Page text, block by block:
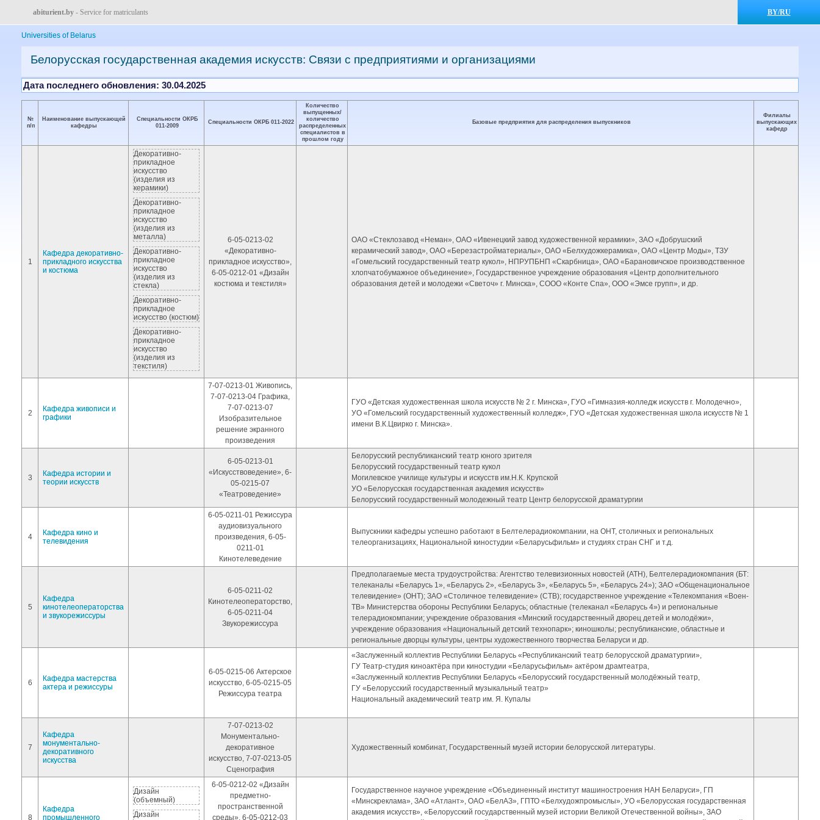
BY/RU
abiturient.by - Service for matriculants
Universities of Belarus
Белорусская государственная академия искусств: Связи с предприятиями и организациями
Дата последнего обновления: 30.04.2025
№
п/п
Наименование выпускающей
кафедры
Специальности ОКРБ
011-2009
Специальности ОКРБ 011-2022
Количество
выпущенных/
количество
распределенных
специалистов в
прошлом году
Базовые предприятия для распределения выпускников
Филиалы
выпускающих
кафедр
1
Кафедра декоративно-
прикладного искусства
и костюма
Декоративно-
прикладное
искусство
(изделия из
керамики)
Декоративно-
прикладное
искусство
(изделия из
металла)
Декоративно-
прикладное
искусство
(изделия из
стекла)
Декоративно-
прикладное
искусство (костюм)
Декоративно-
прикладное
искусство
(изделия из
текстиля)
6-05-0213-02
«Декоративно-
прикладное искусство»,
6-05-0212-01 «Дизайн
костюма и текстиля»
ОАО «Стеклозавод «Неман», ОАО «Ивенецкий завод художественной керамики», ЗАО «Добрушский
керамический завод», ОАО «Березастройматериалы», ОАО «Белхудожкерамика», ОАО «Центр Моды», ТЗУ
«Гомельский государственный театр кукол», НПРУПБНП «Скарбница», ОАО «Барановичское производственное
хлопчатобумажное объединение», Государственное учреждение образования «Центр дополнительного
образования детей и молодежи «Светоч» г. Минска», СООО «Конте Спа», ООО «Эмсе групп», и др.
2
Кафедра живописи и
графики
7-07-0213-01 Живопись,
7-07-0213-04 Графика,
7-07-0213-07
Изобразительное
решение экранного
произведения
ГУО «Детская художественная школа искусств № 2 г. Минска», ГУО «Гимназия-колледж искусств г. Молодечно»,
УО «Гомельский государственный художественный колледж», ГУО «Детская художественная школа искусств № 1
имени В.К.Цвирко г. Минска».
3
Кафедра истории и
теории искусств
6-05-0213-01
«Искусствоведение», 6-
05-0215-07
«Театроведение»
Белорусский республиканский театр юного зрителя
Белорусский государственный театр кукол
Могилевское училище культуры и искусств им.Н.К. Крупской
УО «Белорусская государственная академия искусств»
Белорусский государственный молодежный театр Центр белорусской драматургии
4
Кафедра кино и
телевидения
6-05-0211-01 Режиссура
аудиовизуального
произведения, 6-05-
0211-01
Кинотелеведение
Выпускники кафедры успешно работают в Белтелерадиокомпании, на ОНТ, столичных и региональных
телеорганизациях, Национальной киностудии «Беларусьфильм» и студиях стран СНГ и т.д.
5
Кафедра
кинотелеоператорства
и звукорежиссуры
6-05-0211-02
Кинотелеоператорство,
6-05-0211-04
Звукорежиссура
Предполагаемые места трудоустройства: Агентство телевизионных новостей (АТН), Белтелерадиокомпания (БТ:
телеканалы «Беларусь 1», «Беларусь 2», «Беларусь 3», «Беларусь 5», «Беларусь 24»); ЗАО «Общенациональное
телевидение» (ОНТ); ЗАО «Столичное телевидение» (СТВ); государственное учреждение «Телекомпания «Воен-
ТВ» Министерства обороны Республики Беларусь; областные (телеканал «Беларусь 4») и региональные
телерадиокомпании; учреждение образования «Минский государственный дворец детей и молодёжи»,
учреждение образования «Национальный детский технопарк»; киношколы; республиканские, областные и
региональные дворцы культуры, центры художественного творчества Беларуси и др.
6
Кафедра мастерства
актера и режиссуры
6-05-0215-06 Актерское
искусство, 6-05-0215-05
Режиссура театра
«Заслуженный коллектив Республики Беларусь «Республиканский театр белорусской драматургии»,
ГУ Театр-студия киноактёра при киностудии «Беларусьфильм» актёром драмтеатра,
«Заслуженный коллектив Республики Беларусь «Белорусский государственный молодёжный театр,
ГУ «Белорусский государственный музыкальный театр»
Национальный академический театр им. Я. Купалы
7
Кафедра
монументально-
декоративного
искусства
7-07-0213-02
Монументально-
декоративное
искусство, 7-07-0213-05
Сценография
Художественный комбинат, Государственный музей истории белорусской литературы.
8
Кафедра
промышленного
Дизайн
(объемный)
Дизайн
6-05-0212-02 «Дизайн
предметно-
пространственной
среды», 6-05-0212-03
Государственное научное учреждение «Объединенный институт машиностроения НАН Беларуси», ГП
«Минскреклама», ЗАО «Атлант», ОАО «БелАЗ», ГПТО «Белхудожпромыслы», УО «Белорусская государственная
академия искусств», «Белорусский государственный музей истории Великой Отечественной войны», ЗАО